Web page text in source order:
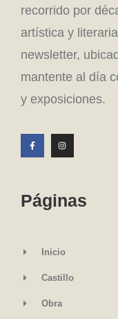
recorrido por
artística y
newsletter,
mantente al día
y exposiciones.
Páginas
Inicio
Castillo
Obra